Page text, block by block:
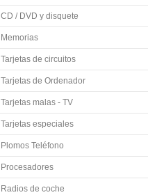
CD / DVD y disquete
Memorias
Tarjetas de circuitos
Tarjetas de Ordenador
Tarjetas malas - TV
Tarjetas especiales
Plomos Teléfono
Procesadores
Radios de coche